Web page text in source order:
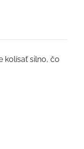
kolísať silno, čo